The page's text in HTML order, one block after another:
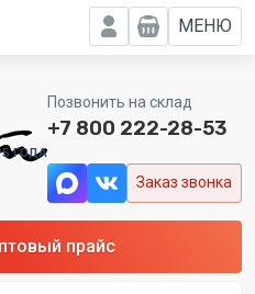
МЕНЮ
ГОДА
Позвонить на склад
+7 800 222-28-53
Заказ звонка
прайс